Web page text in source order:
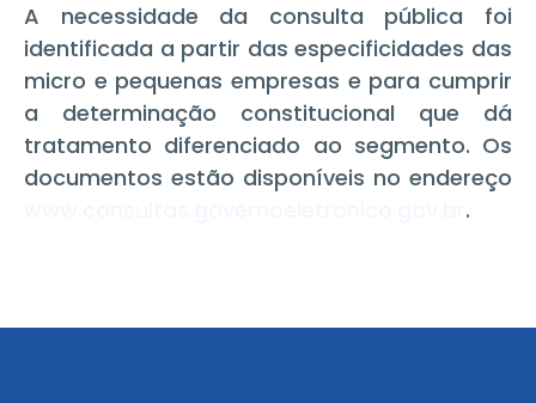
A necessidade da consulta pública foi
identificada a partir das especificidades das
micro e pequenas empresas e para cumprir
a determinação constitucional que dá
tratamento diferenciado ao segmento. Os
documentos estão disponíveis no endereço
.